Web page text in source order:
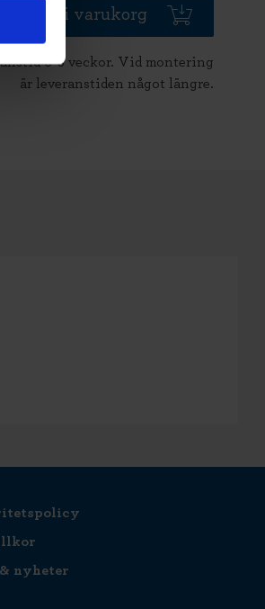
Lägg i varukorg
6-8 veckor. Vid montering
är leveranstiden något längre.
nyheter